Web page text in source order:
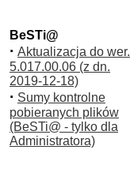
BeSTi@
· Aktualizacja do wer.
5.017.00.06 (z dn.
2019-12-18)
· Sumy kontrolne
pobieranych plików
(BeSTi@ - tylko dla
Administratora)